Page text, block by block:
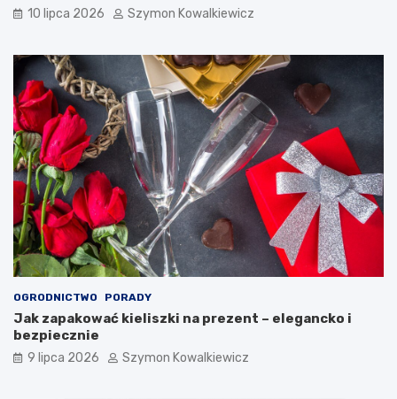
10 lipca 2026 Szymon Kowalkiewicz
OGRODNICTWO PORADY
Jak zapakować kieliszki na prezent – elegancko i
bezpiecznie
9 lipca 2026 Szymon Kowalkiewicz